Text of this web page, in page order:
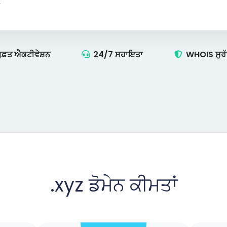
ਐਕਟੀਵੇਸ਼ਨ 24/7 ਸਹਾਇਤਾ WHOIS
.xyzਡੋਮੇਨ ਕੀਮਤਾਂ